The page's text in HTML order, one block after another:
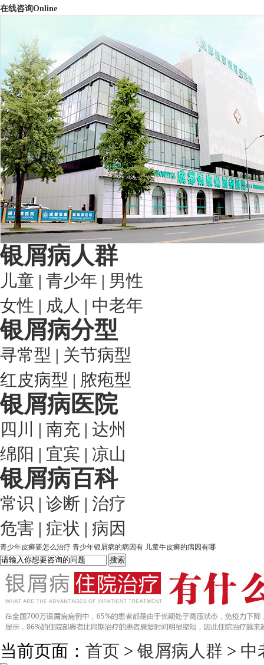
在线咨询Online
银屑病人群
儿童 | 青少年 | 男性
女性 | 成人 | 中老年
银屑病分型
寻常型 | 关节病型
红皮病型 | 脓疱型
银屑病医院
四川 | 南充 | 达州
绵阳 | 宜宾 | 凉山
银屑病百科
常识 | 诊断 | 治疗
危害 | 症状 | 病因
青少年皮癣要怎么治疗 青少年银屑病的病因有 儿童牛皮癣的病因有哪
当前页面： 首页 > 银屑病人群 > 中